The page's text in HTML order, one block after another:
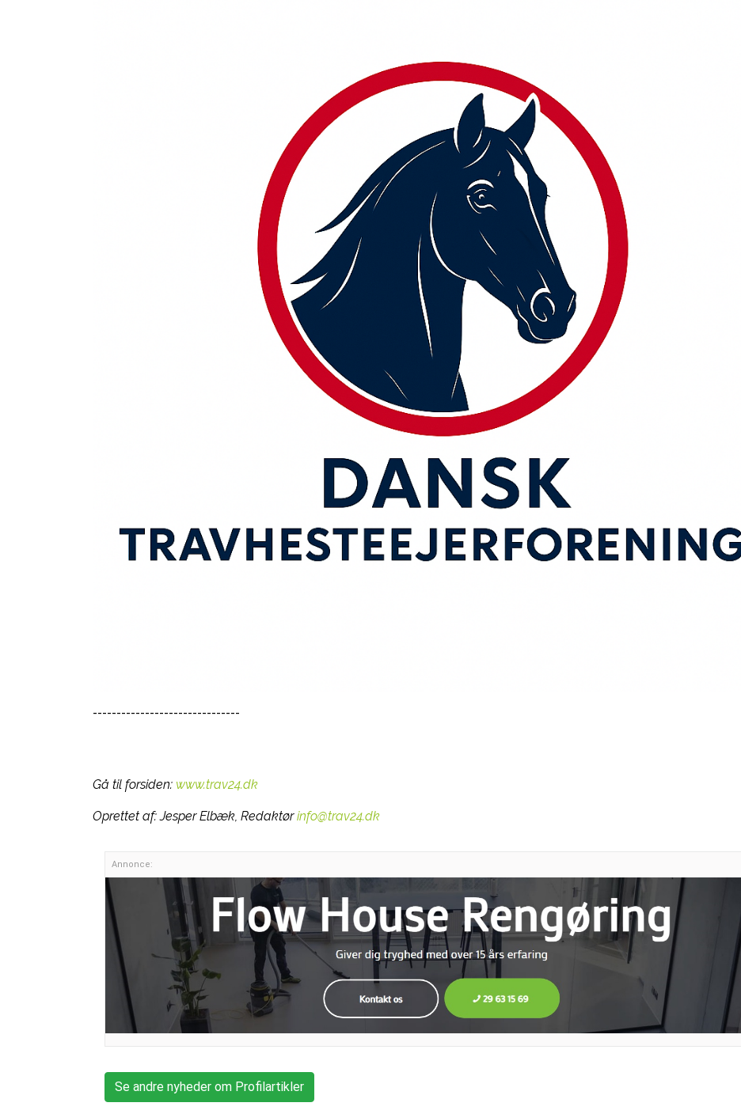
-------------------------------
Gå til forsiden: www.trav24.dk
Oprettet af:Jesper Elbæk, Redaktør info@trav24.dk
Annonce:
Se andre nyheder om Profilartikler